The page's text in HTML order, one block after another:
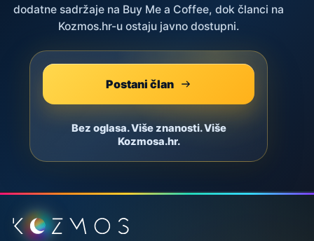
dodatne sadržaje na Buy Me a Coffee, dok članci na
Kozmos.hr-u ostaju javno dostupni.
Postani član
Bez oglasa. Više znanosti. Više
Kozmosa.hr.
Podnožje stranice